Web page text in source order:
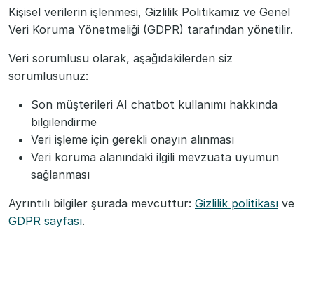
Kişisel verilerin işlenmesi, Gizlilik Politikamız ve Genel
Veri Koruma Yönetmeliği (GDPR) tarafından yönetilir.
Veri sorumlusu olarak, aşağıdakilerden siz
sorumlusunuz:
Son müşterileri AI chatbot kullanımı hakkında
bilgilendirme
Veri işleme için gerekli onayın alınması
Veri koruma alanındaki ilgili mevzuata uyumun
sağlanması
Ayrıntılı bilgiler şurada mevcuttur: Gizlilik politikası ve
GDPR sayfası.